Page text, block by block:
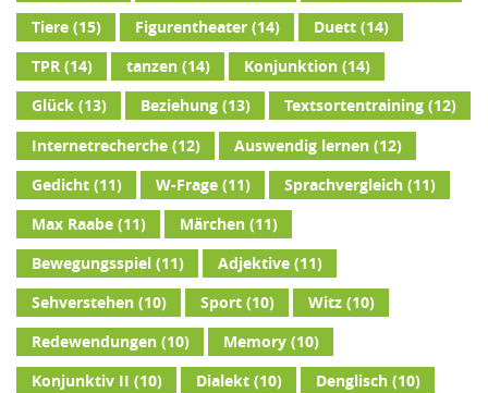
Tiere(15) Figurentheater(14) Duett(14)
TPR(14) tanzen(14) Konjunktion(14)
Glück(13) Beziehung(13) Textsortentraining(12)
Internetrecherche(12) Auswendig lernen(12)
Gedicht(11) W-Frage(11) Sprachvergleich(11)
Max Raabe(11) Märchen(11)
Bewegungsspiel(11) Adjektive(11)
Sehverstehen(10) Sport(10) Witz(10)
Redewendungen(10) Memory(10)
Konjunktiv II (10) Dialekt(10) Denglisch(10)